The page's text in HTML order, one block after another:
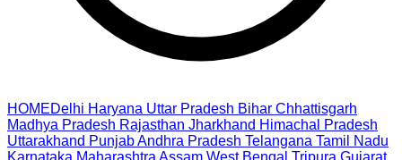
HOMEDelhi Haryana Uttar Pradesh Bihar Chhattisgarh
Madhya Pradesh Rajasthan Jharkhand Himachal Pradesh
Uttarakhand PunjabAndhra Pradesh Telangana Tamil Nadu
Karnataka Maharashtra Assam West Bengal Tripura Gujarat